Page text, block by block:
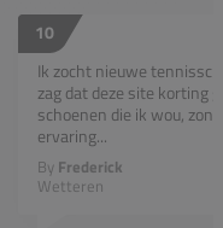
10
Ik zocht nieuwe
zag dat deze site korting
schoenen die ik wou,
ervaring...
By Frederick
Wetteren